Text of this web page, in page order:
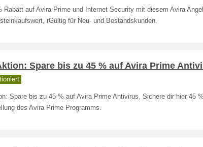
Rabatt auf Avira Prime und Internet Security mit diesem Avira
rGültig für Neu- und Bestandskunden.
Spare bis zu 45 % auf Avira Prime
Spare bis zu 45 % auf Avira Prime Antivirus, Sichere dir hier 45
des Avira Prime Programms.